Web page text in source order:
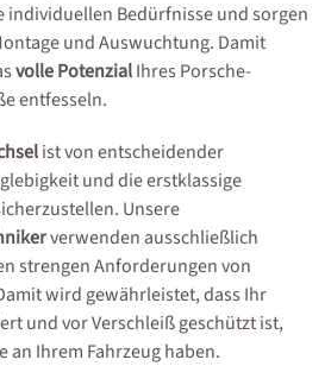
individuellen Bedürfnisse und sorgen
und Auswuchtung. Damit
volle PotenzialIhres Porsche-
entfesseln.
ist von entscheidender
und die erstklassige
Unsere
verwenden ausschließlich
strengen Anforderungen von
wird gewährleistet, dass Ihr
und vor Verschleiß geschützt ist,
an Ihrem Fahrzeug haben.